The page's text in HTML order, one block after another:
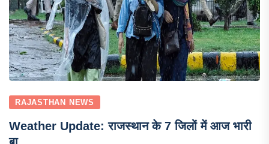
RAJASTHAN NEWS
Weather Update: राजस्थान के 7 जिलों में आज भारी